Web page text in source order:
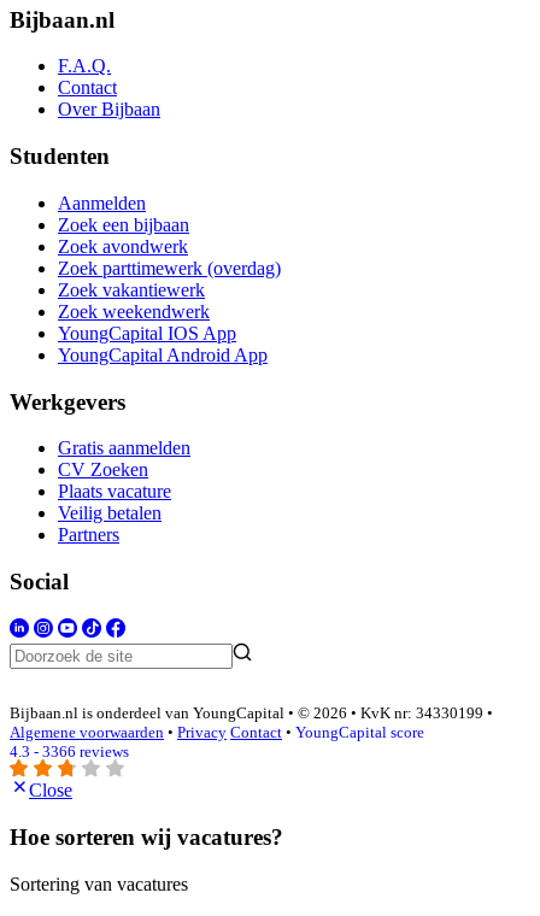
Bijbaan.nl
F.A.Q.
Contact
Over Bijbaan
Studenten
Aanmelden
Zoek een bijbaan
Zoek avondwerk
Zoek parttimewerk (overdag)
Zoek vakantiewerk
Zoek weekendwerk
YoungCapital IOS App
YoungCapital Android App
Werkgevers
Gratis aanmelden
CV Zoeken
Plaats vacature
Veilig betalen
Partners
Social
Bijbaan.nl is onderdeel van YoungCapital • © 2026 • KvK nr: 34330199 •
Algemene voorwaarden • Privacy Contact • YoungCapital score
4.3 - 3366 reviews
Close
Hoe sorteren wij vacatures?
Sortering van vacatures